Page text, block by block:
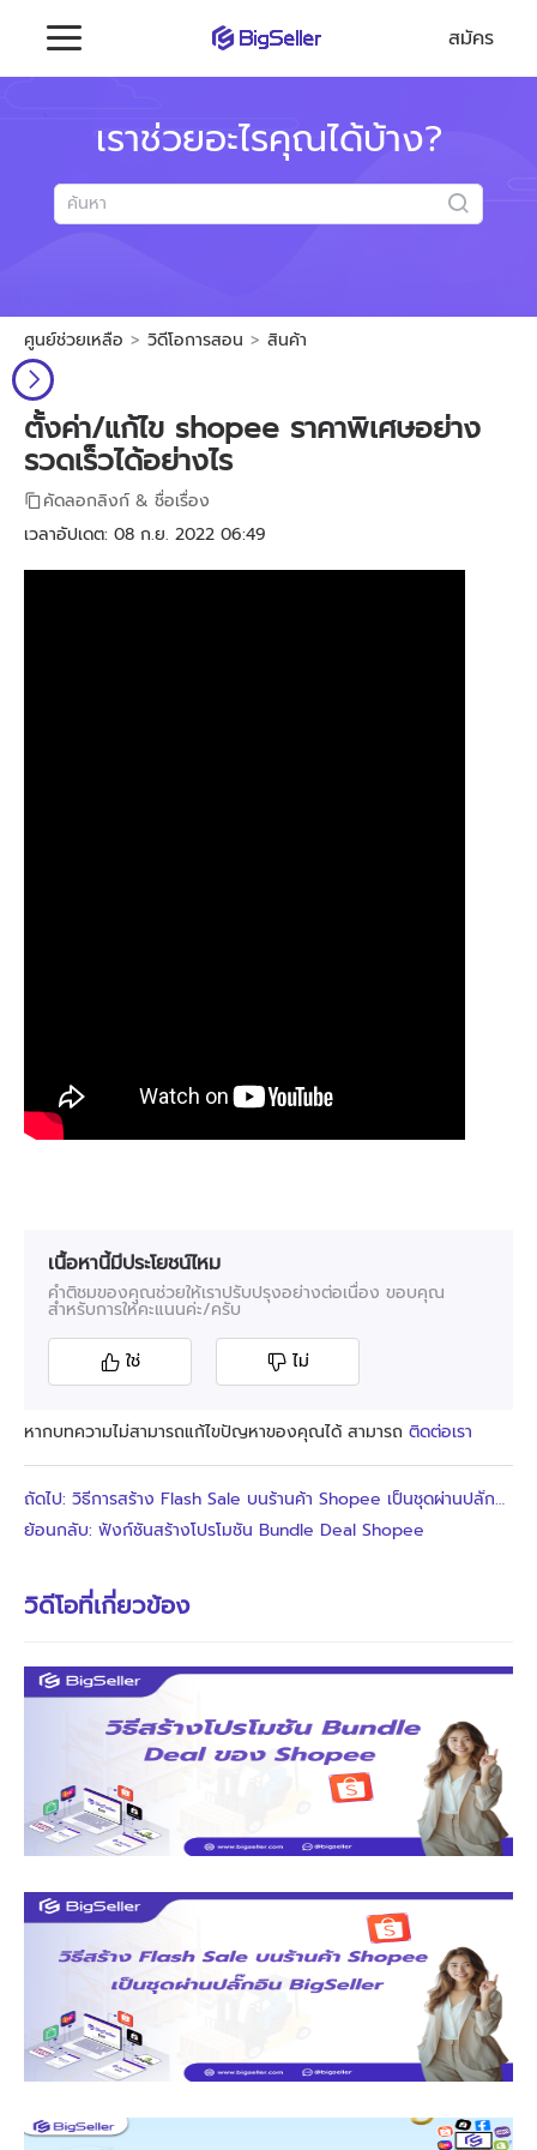
สมัคร
เราช่วยอะไรคุณได้บ้าง?
ศูนย์ช่วยเหลือ วิดีโอการสอน สินค้า
ตั้งค่า/แก้ไข shopee ราคาพิเศษอย่าง
รวดเร็วได้อย่างไร
คัดลอกลิงก์ & ชื่อเรื่อง
เวลาอัปเดต: 08 ก.ย. 2022 06:49
เนื้อหานี้มีประโยชน์ไหม
คำติชมของคุณช่วยให้เราปรับปรุงอย่างต่อเนื่อง ขอบคุณ
สำหรับการให้คะแนนค่ะ/ครับ
ใช่ ไม่
หากบทความไม่สามารถแก้ไขปัญหาของคุณได้ สามารถ ติดต่อเรา
ย้อนกลับ: ฟังก์ชันสร้างโปรโมชัน Bundle Deal Shopee
ถัดไป: วิธีการสร้าง Flash Sale บนร้านค้า Shopee เป็นชุดผ่านปลั๊กอิน BigSeller
วิดีโอที่เกี่ยวข้อง